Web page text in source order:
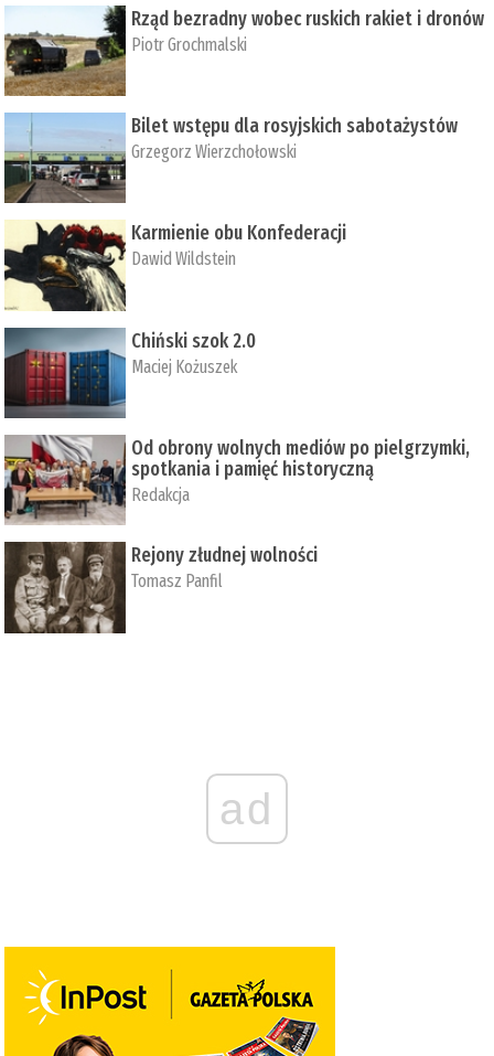
Rząd bezradny wobec ruskich rakiet i dronów
Piotr Grochmalski
Bilet wstępu dla rosyjskich sabotażystów
Grzegorz Wierzchołowski
Karmienie obu Konfederacji
Dawid Wildstein
Chiński szok 2.0
Maciej Kożuszek
Od obrony wolnych mediów po pielgrzymki,
spotkania i pamięć historyczną
Redakcja
Rejony złudnej wolności
Tomasz Panfil
ad